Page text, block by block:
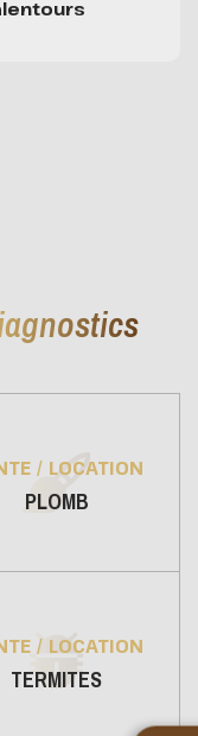
/ LOCATION
PLOMB
/ LOCATION
TERMITES